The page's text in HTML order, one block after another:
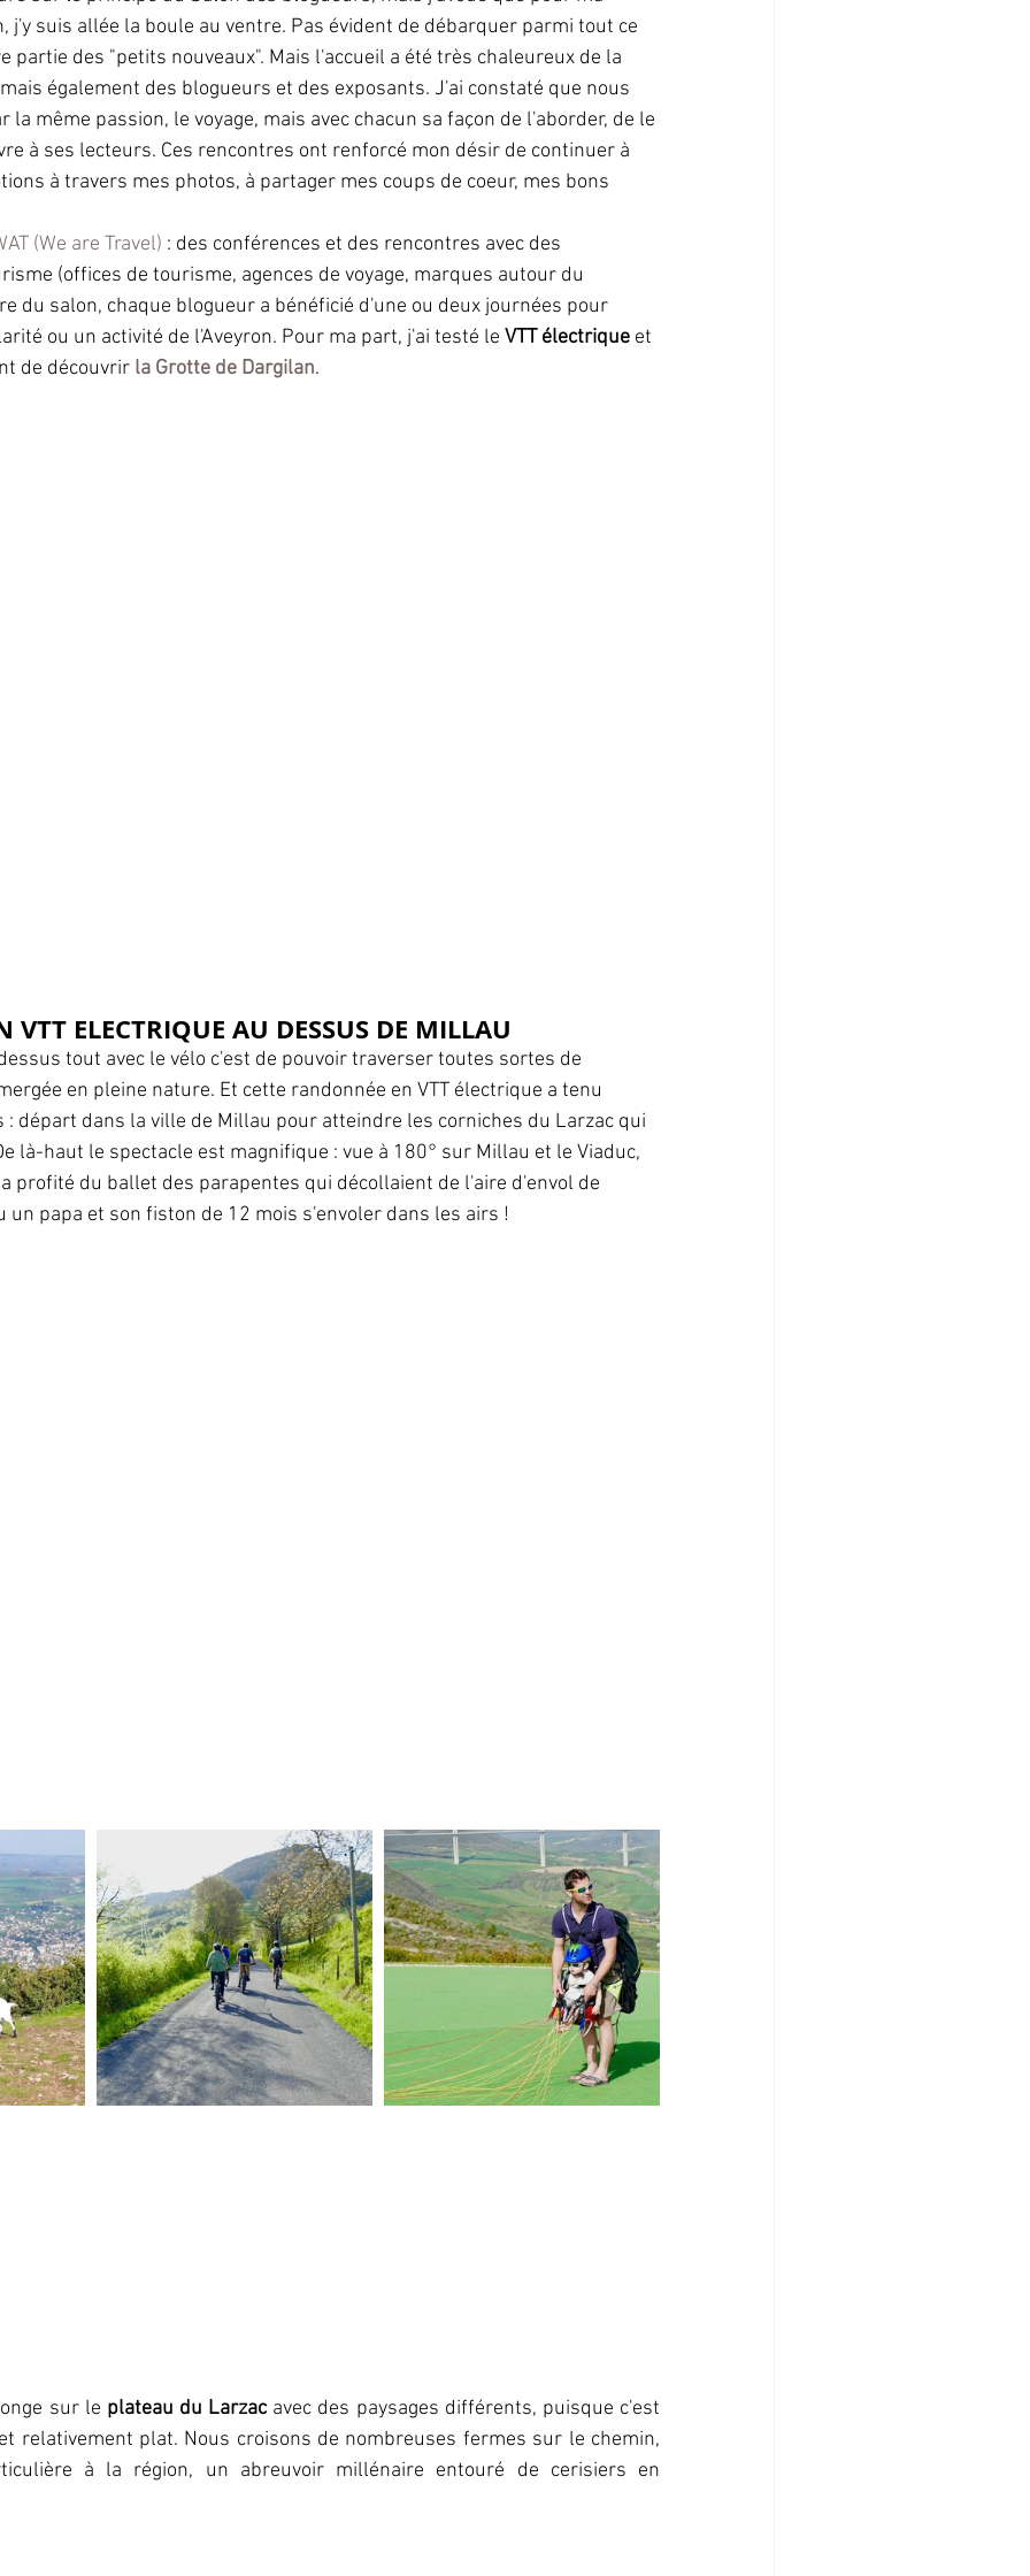
j'y suis allée la boule au ventre. Pas évident de débarquer parmi tout ce
partie des "petits nouveaux". Mais l'accueil a été très chaleureux de la
également des blogueurs et des exposants. J'ai constaté que nous
la même passion, le voyage, mais avec chacun sa façon de l'aborder, de le
à ses lecteurs. Ces rencontres ont renforcé mon désir de continuer à
à travers mes photos, à partager mes coups de coeur, mes bons
(We are Travel) : des conférences et des rencontres avec des
(offices de tourisme, agences de voyage, marques autour du
du salon, chaque blogueur a bénéficié d'une ou deux journées pour
ou un activité de l'Aveyron. Pour ma part, j'ai testé le VTT électrique et
de découvrir la Grotte de Dargilan.
VTT ELECTRIQUE AU DESSUS DE MILLAU
tout avec le vélo c'est de pouvoir traverser toutes sortes de
en pleine nature. Et cette randonnée en VTT électrique a tenu
départ dans la ville de Millau pour atteindre les corniches du Larzac qui
là-haut le spectacle est magnifique : vue à 180° sur Millau et le Viaduc,
profité du ballet des parapentes qui décollaient de l'aire d'envol de
un papa et son fiston de 12 mois s'envoler dans les airs !
sur le plateau du Larzac avec des paysages différents, puisque c'est
relativement plat. Nous croisons de nombreuses fermes sur le chemin,
à la région, un abreuvoir millénaire entouré de cerisiers en